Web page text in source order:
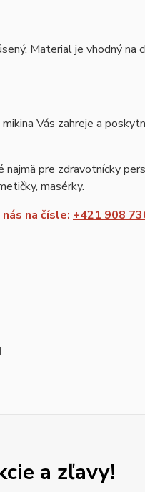
Material je vhodný na
Vás zahreje a
najmä pre zdravotnícky
masérky.
na čísle: +421 908
a zľavy!